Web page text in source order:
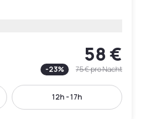
58 €
-23% 75 €pro Nacht
12h - 17h